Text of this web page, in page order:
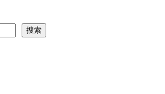
搜索